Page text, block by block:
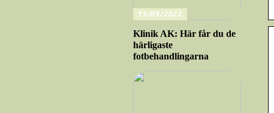
15/09/2022
Klinik AK: Här får du de
härligaste
fotbehandlingarna